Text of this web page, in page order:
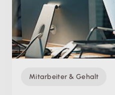
Mitarbeiter & Gehalt